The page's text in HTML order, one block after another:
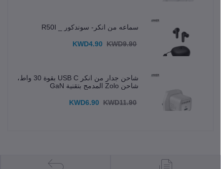
سماعه من انكر- سوندكور _ R50I
KWD4.90 KWD9.90
شاحن جدار من انكر USB C بقوة 30 واط،
شاحن Zolo المدمج بتقنية GaN
KWD6.90 KWD11.90